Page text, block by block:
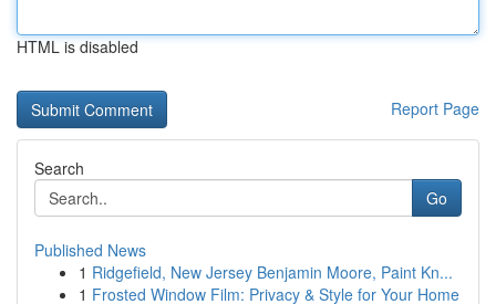
HTML is disabled
Report Page
Search
Go
Published News
1 Ridgefield, New Jersey Benjamin Moore, Paint Kn...
1 Frosted Window Film: Privacy & Style for Your Home